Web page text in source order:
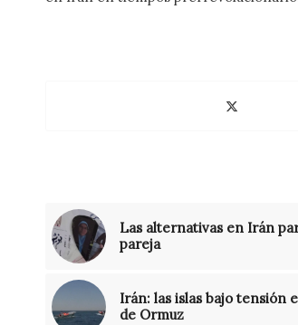
Las alternativas en Irán
pareja
Irán: las islas bajo tensión
de Ormuz